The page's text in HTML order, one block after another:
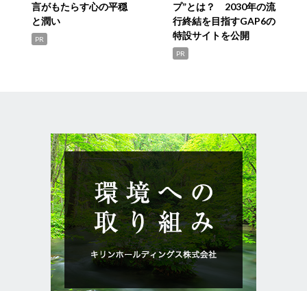
言がもたらす心の平穏
と潤い
PR
プ”とは？ 2030年の流
行終結を目指すGAP6の
特設サイトを公開
PR